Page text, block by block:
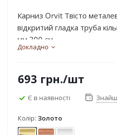
Карниз Orvit Твісто
відкритий гладка труба
мм 300 см...
Докладно
693 грн./шт
Є в наявності
Колір: Золото